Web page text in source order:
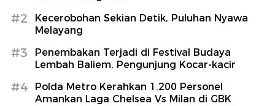
#2
Kecerobohan Sekian Detik, Puluhan Nyawa
Melayang
#3
Penembakan Terjadi di Festival Budaya
Lembah Baliem, Pengunjung Kocar-kacir
#4
Polda Metro Kerahkan 1.200 Personel
Amankan Laga Chelsea Vs Milan di GBK